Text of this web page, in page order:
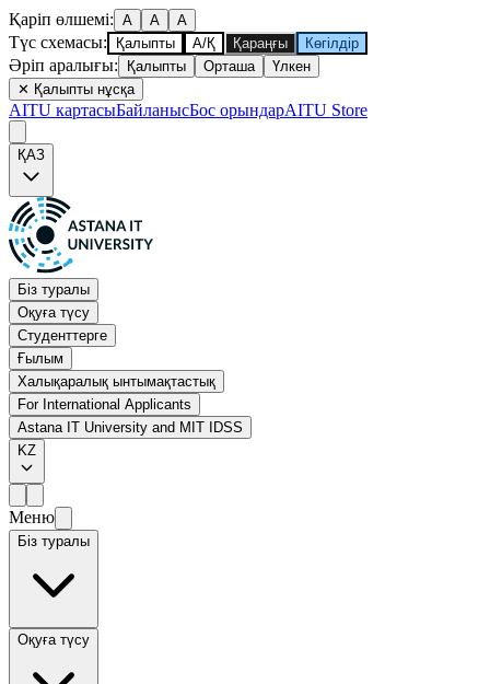
Қаріп өлшемі: A A A
Түс схемасы: Қалыпты А/Қ Қараңғы Көгілдір
Әріп аралығы: Қалыпты Орташа
Үлкен
✕ Қалыпты нұсқа
AITU картасыБайланысБос орындарAITU Store
ҚАЗ
Біз туралы
Оқуға түсу
Студенттерге
Ғылым
Халықаралық ынтымақтастық
For International Applicants
Astana IT University and MIT IDSS
KZ
Меню
Біз туралы
Оқуға түсу